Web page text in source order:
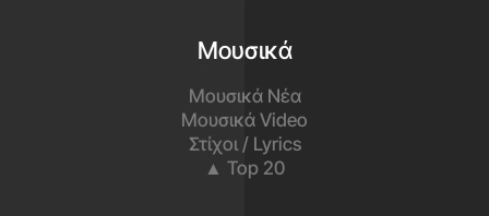
Μουσικά
Μουσικά Νέα
Μουσικά Video
Στίχοι / Lyrics
▲ Top 20